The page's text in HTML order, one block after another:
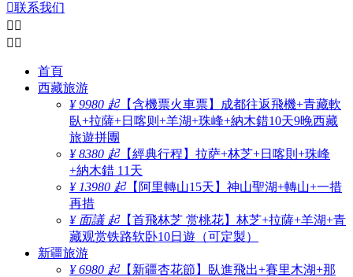
联系我们
 
 
首頁
西藏旅游
¥ 9980 起【含機票火車票】成都往返飛機+青藏軟
臥+拉薩+日喀则+羊湖+珠峰+納木錯10天9晚西藏
旅遊拼團
¥ 8380 起【經典行程】拉萨+林芝+日喀則+珠峰
+納木錯 11天
¥ 13980 起【阿里轉山15天】神山聖湖+轉山+一措
再措
¥ 面議 起【首飛林芝 赏桃花】林芝+拉薩+羊湖+青
藏观赏铁路软卧10日遊（可定製）
新疆旅游
¥ 6980 起【新疆杏花節】臥進飛出+賽里木湖+那